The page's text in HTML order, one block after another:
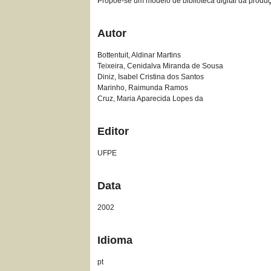
Autor
Bottentuit, Aldinar Martins
Teixeira, Cenidalva Miranda de Sousa
Diniz, Isabel Cristina dos Santos
Marinho, Raimunda Ramos
Cruz, Maria Aparecida Lopes da
Editor
UFPE
Data
2002
Idioma
pt